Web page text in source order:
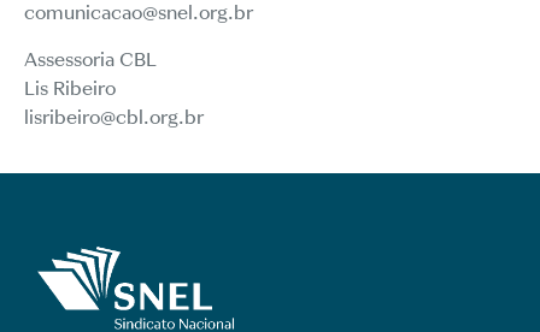
comunicacao@snel.org.br
Assessoria CBL
Lis Ribeiro
lisribeiro@cbl.org.br